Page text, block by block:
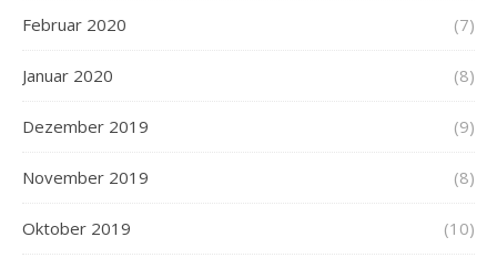
Februar 2020 (7)
Januar 2020 (8)
Dezember 2019 (9)
November 2019 (8)
Oktober 2019 (10)